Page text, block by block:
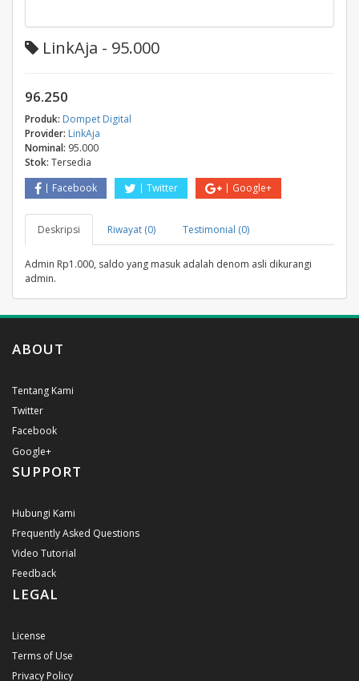
LinkAja - 95.000
96.250
Produk: Dompet Digital
Provider: LinkAja
Nominal: 95.000
Stok: Tersedia
Facebook
Twitter Google+
Deskripsi Riwayat (0) Testimonial (0)
Admin Rp1.000, saldo yang masuk adalah denom asli dikurangi
admin.
ABOUT
Tentang Kami
Twitter
Facebook
Google+
SUPPORT
Hubungi Kami
Frequently Asked Questions
Video Tutorial
Feedback
LEGAL
License
Terms of Use
Privacy Policy